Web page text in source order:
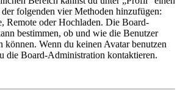
folgenden vier Methoden hinzufügen:
Remote oder Hochladen. Die Board-
bestimmen, ob und wie die Benutzer
können. Wenn du keinen Avatar benutzen
die Board-Administration kontaktieren.